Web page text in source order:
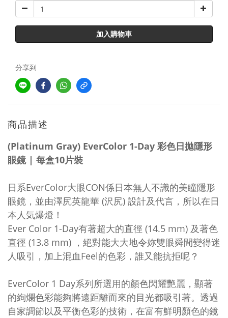
加入購物車
分享到
商品描述
(Platinum Gray) EverColor 1-Day 彩色日拋隱形
眼鏡 | 每盒10片裝
日系EverColor大眼CON係日本無人不識的美瞳隱形
眼鏡，並由澤尻英龍華 (沢尻) 設計及代言，所以在日
本人気爆燈！
Ever Color 1-Day有著超大的直徑 (14.5 mm) 及著色
直徑 (13.8 mm) ，絕對能大大地令妳雙眼舜間變得迷
人吸引，加上混血Feel的色彩，誰又能抗拒呢？
EverColor 1 Day系列所選用的顏色閃耀艷麗，顯著
的絢爛色彩能夠將遠距離而來的目光都吸引著。透過
自家調節以及平衡色彩的技術，在富有鮮明顏色的鏡